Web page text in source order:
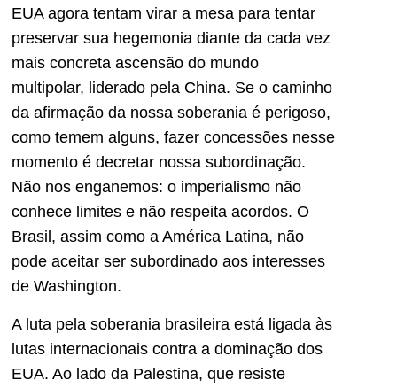
EUA agora tentam virar a mesa para tentar
preservar sua hegemonia diante da cada vez
mais concreta ascensão do mundo
multipolar, liderado pela China. Se o caminho
da afirmação da nossa soberania é perigoso,
como temem alguns, fazer concessões nesse
momento é decretar nossa subordinação.
Não nos enganemos: o imperialismo não
conhece limites e não respeita acordos. O
Brasil, assim como a América Latina, não
pode aceitar ser subordinado aos interesses
de Washington.
A luta pela soberania brasileira está ligada às
lutas internacionais contra a dominação dos
EUA. Ao lado da Palestina, que resiste